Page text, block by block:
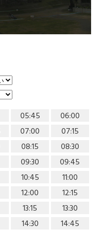
05:45
06:00
07:00
07:15
08:15
08:30
09:30
09:45
10:45
11:00
12:00
12:15
13:15
13:30
14:30
14:45